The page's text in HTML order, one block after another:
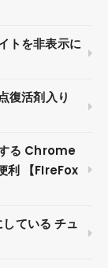
トを非表示に
復活剤入り
る Chrome
【FIreFox
ている チュ